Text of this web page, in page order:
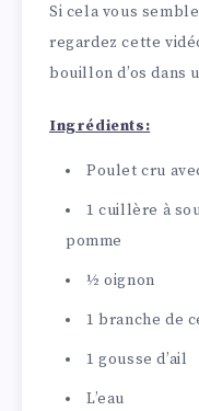
Si cela vous
regardez cette
bouillon d’os dans
Ingrédients:
Poulet cru
1 cuillère à
pomme
½ oignon
1 branche de
1 gousse d’ail
L’eau